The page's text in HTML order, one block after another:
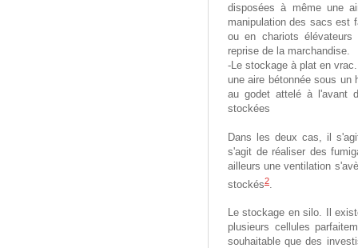
disposées à même une
manipulation des sacs est
ou en chariots
reprise de la marchandise.
-Le stockage à plat en
une aire bétonnée sous un
au godet attelé à l'avant
stockées
Dans les deux cas, il
s'agit de réaliser des
ailleurs une ventilation
stockés2
Le stockage en silo. Il
plusieurs cellules
souhaitable que des